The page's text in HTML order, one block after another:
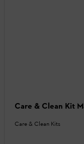
Care & Clean Kit
Care & Clean Kits